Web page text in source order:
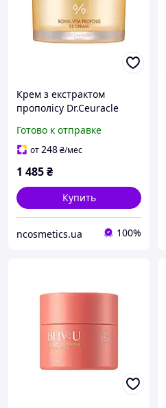
Крем з екстрактом
прополісу Dr.Ceuracle
Cream, 50 г
Готово к отправке
от248₴/мес
1 485₴
Купить
ncosmetics.ua 100%